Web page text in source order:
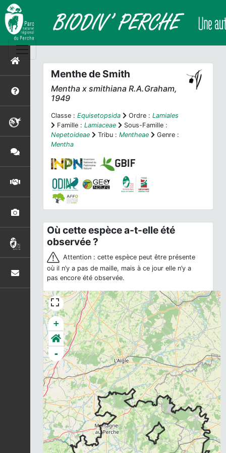
Menthe de Smith
Mentha x smithiana R.A.Graham,
1949
Classe : Equisetopsida Ordre : Lamiales
Famille : Lamiaceae
Sous-Famille :
Nepetoideae
Tribu : Mentheae
Genre :
Mentha
Où cette espèce a-t-elle été
observée ?
Attention : cette espèce peut être présente
où il n’y a pas de maille, mais à ce jour elle n’y a
pas encore été observée.
+
-